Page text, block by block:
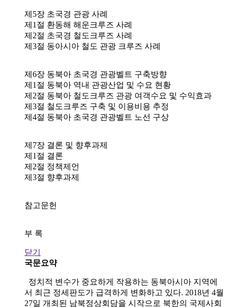
제5장 초국경 관광 사례
제1절 환동해 해운크루즈 사례
제2절 초국경 철도크루즈 사례
제3절 동아시아 철도 관광 크루즈 사례
제6장 동북아 초국경 관광벨트 구축방향
제1절 동북아 역내 관광산업 및 수요 현황
제2절 동북아 철도크루즈 관광 여객수요 및 수익효과
제3절 철도크루즈 구축 및 이용비용 추정
제4절 동북아 초국경 관광벨트 노선 구상
제7장 결론 및 향후과제
제1절 결론
제2절 정책제언
제3절 향후과제
참고문헌
부 록
닫기
국문요약
정치적 변수가 중요하게 작용하는 동북아시아 지역에
서 최근 정세판도가 급격하게 변화하고 있다. 2018년 4월
27일 개최된 남북정상회담을 시작으로 북한의 국제사회